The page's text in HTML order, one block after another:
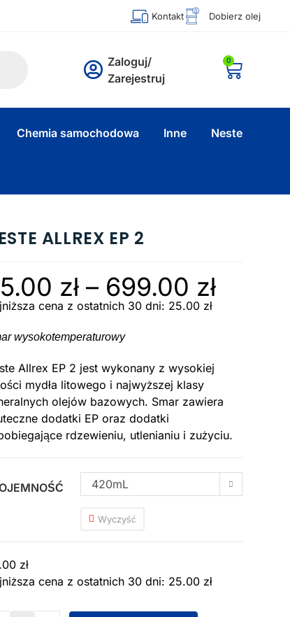
Kontakt Dobierz olej
Zaloguj/
Zarejestruj
0
Chemia samochodowa Inne Neste
ALLREX EP 2
zł – 699.00 zł
cena z ostatnich 30 dni: 25.00 zł
wysokotemperaturowy
Allrex EP 2 jest wykonany z wysokiej
mydła litowego i najwyższej klasy
olejów bazowych. Smar zawiera
dodatki EP oraz dodatki
rdzewieniu, utlenianiu i zużyciu.
420mL
Wyczyść
zł
cena z ostatnich 30 dni: 25.00 zł